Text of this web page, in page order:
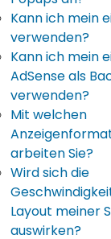
Kann ich mein
verwenden?
Kann ich mein
AdSense als
verwenden?
Mit welchen
arbeiten Sie?
Wird sich die
Layout meiner
auswirken?